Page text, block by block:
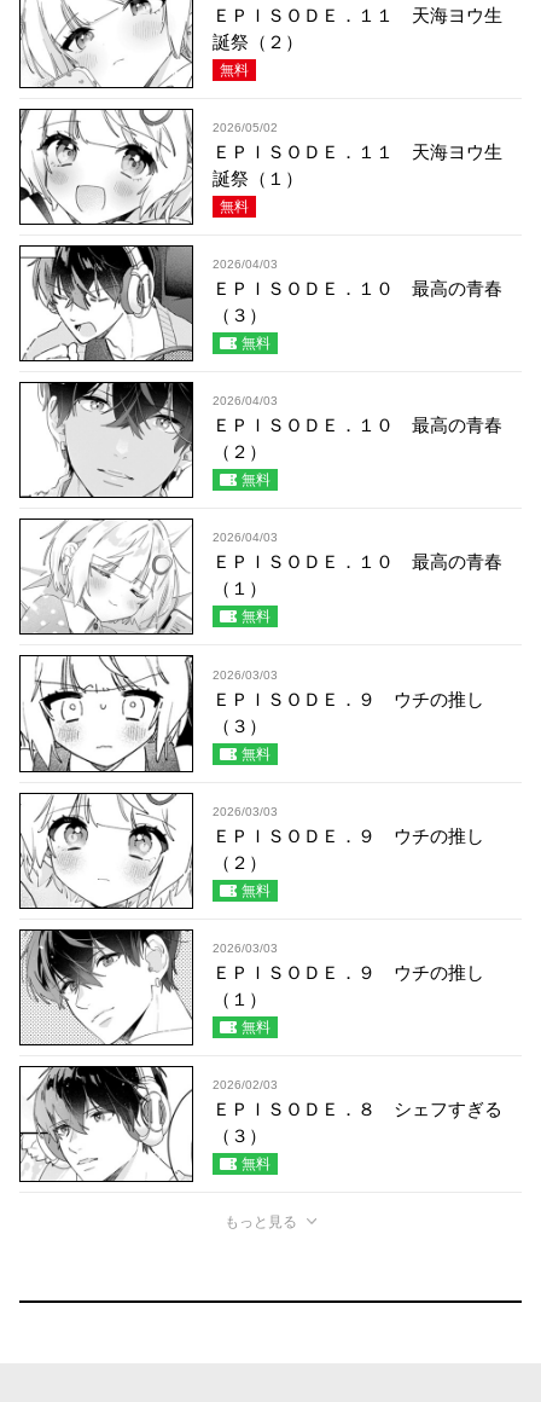
ＥＰＩＳＯＤＥ．１１ 天海ヨウ生
誕祭（２）
無料
2026/05/02
ＥＰＩＳＯＤＥ．１１ 天海ヨウ生
誕祭（１）
無料
2026/04/03
ＥＰＩＳＯＤＥ．１０ 最高の青春
（３）
無料
2026/04/03
ＥＰＩＳＯＤＥ．１０ 最高の青春
（２）
無料
2026/04/03
ＥＰＩＳＯＤＥ．１０ 最高の青春
（１）
無料
2026/03/03
ＥＰＩＳＯＤＥ．９ ウチの推し
（３）
無料
2026/03/03
ＥＰＩＳＯＤＥ．９ ウチの推し
（２）
無料
2026/03/03
ＥＰＩＳＯＤＥ．９ ウチの推し
（１）
無料
2026/02/03
ＥＰＩＳＯＤＥ．８ シェフすぎる
（３）
無料
もっと見る